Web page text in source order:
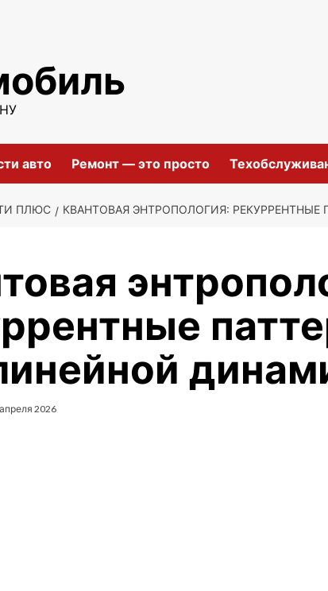
авто Ремонт — это просто
ПЛЮС КВАНТОВАЯ ЭНТРОПОЛОГИЯ: РЕКУРРЕНТНЫЕ
2026